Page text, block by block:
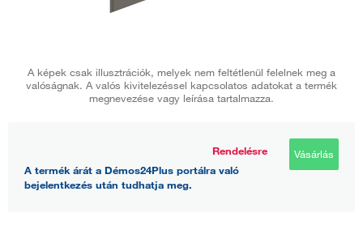
A képek csak illusztrációk, melyek nem feltétlenül felelnek meg a
valóságnak. A valós kivitelezéssel kapcsolatos adatokat a termék
megnevezése vagy leírása tartalmazza.
Rendelésre
A termék árát a Démos24Plus portálra való
bejelentkezés után tudhatja meg.
Vásárlás